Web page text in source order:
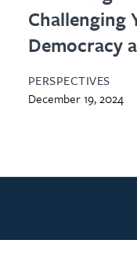
Challenging
Democracy
PERSPECTIVES
December 19, 2024